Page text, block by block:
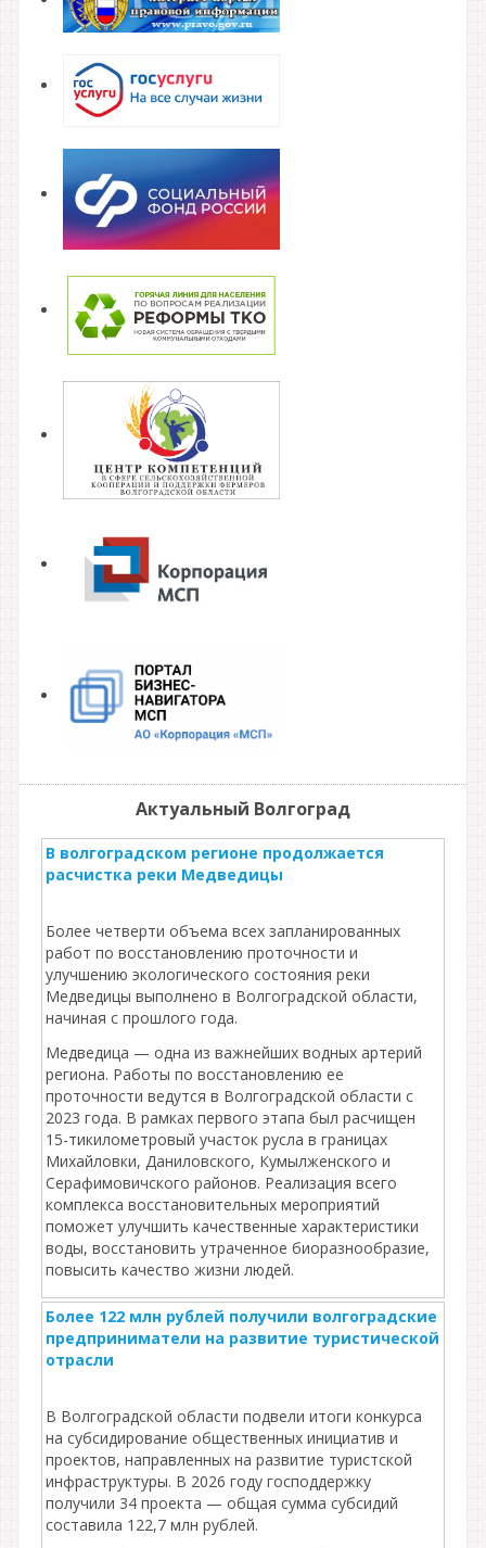
Актуальный Волгоград
В волгоградском регионе продолжается
расчистка реки Медведицы
Более четверти объема всех запланированных
работ по восстановлению проточности и
улучшению экологического состояния реки
Медведицы выполнено в Волгоградской области,
начиная с прошлого года.
Медведица — одна из важнейших водных артерий
региона. Работы по восстановлению ее
проточности ведутся в Волгоградской области с
2023 года. В рамках первого этапа был расчищен
15-тикилометровый участок русла в границах
Михайловки, Даниловского, Кумылженского и
Серафимовичского районов. Реализация всего
комплекса восстановительных мероприятий
поможет улучшить качественные характеристики
воды, восстановить утраченное биоразнообразие,
повысить качество жизни людей.
Более 122 млн рублей получили волгоградские
предприниматели на развитие туристической
отрасли
В Волгоградской области подвели итоги конкурса
на субсидирование общественных инициатив и
проектов, направленных на развитие туристской
инфраструктуры. В 2026 году господдержку
получили 34 проекта — общая сумма субсидий
составила 122,7 млн рублей.